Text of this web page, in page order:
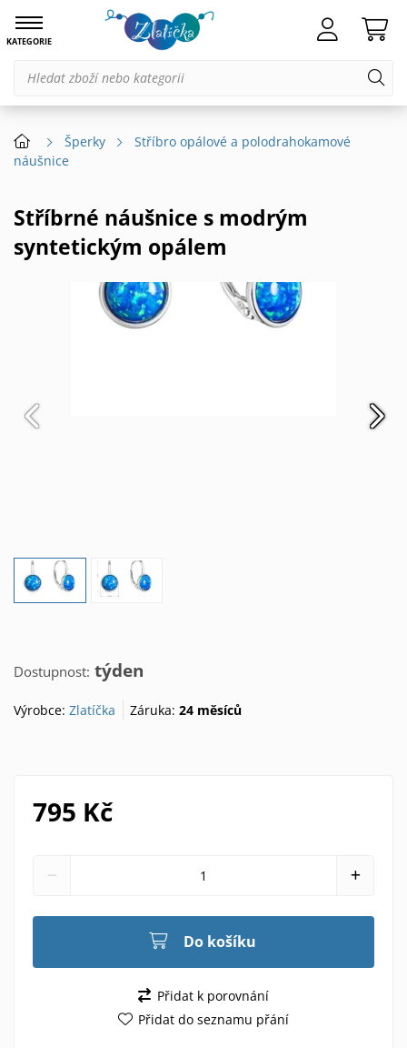
KATEGORIE
Šperky
Stříbro opálové a polodrahokamové
náušnice
Stříbrné náušnice s modrým
syntetickým opálem
Dostupnost: týden
Výrobce: Zlatíčka Záruka:24 měsíců
795 Kč
Do košíku
Přidat k porovnání
Přidat do seznamu přání